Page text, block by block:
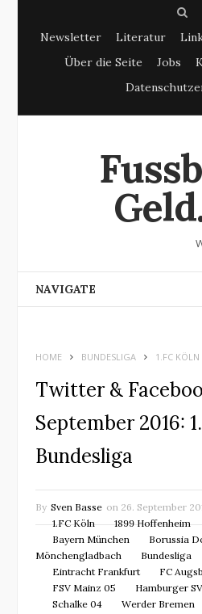
e
r
Newsletter Literatur
Über die Seite
Jobs
NAVIGATE
HOME BUNDESLIGA 1.FC KÖLN
Twitter &
September 2016: 1.
Bundesliga
By Sven Basse on 26. September
1.FC Köln
1899 Hoffenheim
Bayern München
Borussia
Mönchengladbach
Bundesliga
Eintracht Frankfurt
FC
FSV Mainz 05
Hamburger SV
Schalke 04
Werder Bremen